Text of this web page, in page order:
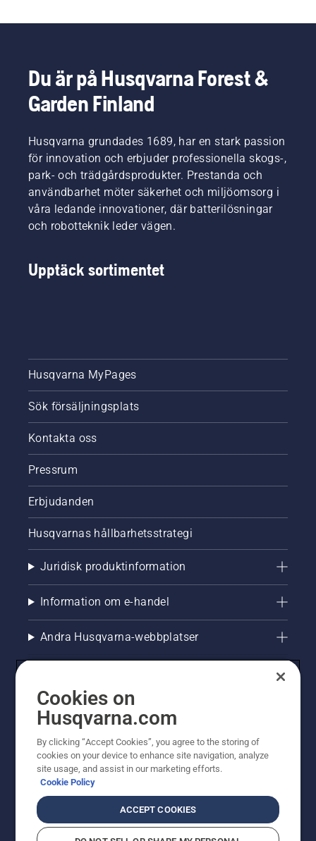
Du är på Husqvarna Forest &
Garden Finland
Husqvarna grundades 1689, har en stark passion
för innovation och erbjuder professionella skogs-,
park- och trädgårdsprodukter. Prestanda och
användbarhet möter säkerhet och miljöomsorg i
våra ledande innovationer, där batterilösningar
och robotteknik leder vägen.
Upptäck sortimentet
Husqvarna MyPages
Sök försäljningsplats
Kontakta oss
Pressrum
Erbjudanden
Husqvarnas hållbarhetsstrategi
Juridisk produktinformation
Information om e-handel
Andra Husqvarna-webbplatser
© Husqvarna AB (publ). All rights reserved. Priserna
som visas är rekommenderade cirkapriser. Alla angivna
priser är rekommenderade försäljningspriser (inkl.
moms) om inte produkten är tillgänglig för direkt köp.
Cookies on
Husqvarna.com
By clicking “Accept Cookies”, you agree to the storing of
cookies on your device to enhance site navigation, analyze
site usage, and assist in our marketing efforts.
Cookie Policy
ACCEPT COOKIES